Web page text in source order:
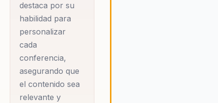
destaca por su
habilidad para
personalizar
cada
conferencia,
asegurando que
el contenido sea
relevante y